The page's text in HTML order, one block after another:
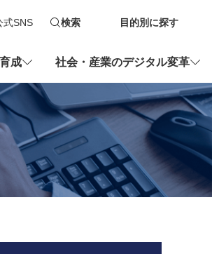
きます
式SNS 検索 目的別に探す
成 社会・産業のデジタル変革